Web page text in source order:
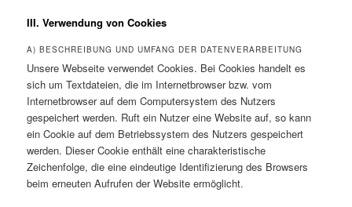
III. Verwendung von Cookies
A) BESCHREIBUNG UND UMFANG DER DATENVERARBEITUNG
Unsere Webseite verwendet Cookies. Bei Cookies handelt es
sich um Textdateien, die im Internetbrowser bzw. vom
Internetbrowser auf dem Computersystem des Nutzers
gespeichert werden. Ruft ein Nutzer eine Website auf, so kann
ein Cookie auf dem Betriebssystem des Nutzers gespeichert
werden. Dieser Cookie enthält eine charakteristische
Zeichenfolge, die eine eindeutige Identifizierung des Browsers
beim erneuten Aufrufen der Website ermöglicht.